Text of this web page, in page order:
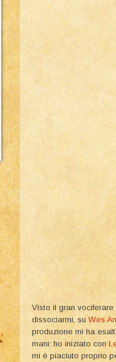
Visto il gran
dissociarmi, su Wes
produzione mi ha
mani: ho iniziato con
mi è piaciuto proprio